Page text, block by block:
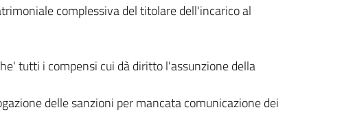
complessiva del titolare dell'incarico al
tutti i compensi cui dà diritto l'assunzione della
delle sanzioni per mancata comunicazione dei